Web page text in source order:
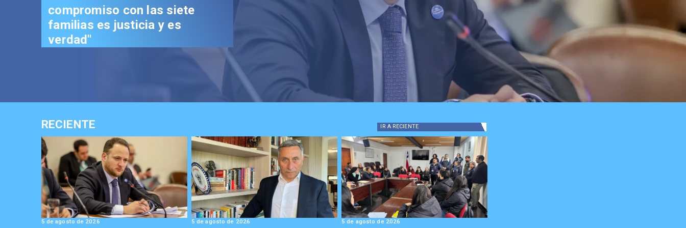
compromiso con las siete
familias es justicia y es
verdad"
RECIENTE IR A RECIENTE
5 de agosto de 2026 5 de agosto de 2026 5 de agosto de 2026